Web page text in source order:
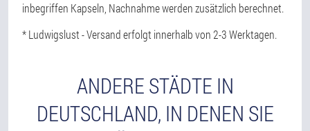
inbegriffen Kapseln, Nachnahme werden zusätzlich berechnet.
* Ludwigslust - Versand erfolgt innerhalb von 2-3 Werktagen.
ANDERE STÄDTE IN
DEUTSCHLAND, IN DENEN SIE